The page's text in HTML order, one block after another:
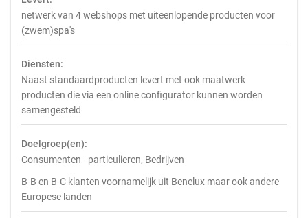
netwerk van 4 webshops met uiteenlopende producten voor
(zwem)spa's
Diensten:
Naast standaardproducten levert met ook maatwerk
producten die via een online configurator kunnen worden
samengesteld
Doelgroep(en):
Consumenten - particulieren, Bedrijven
B-B en B-C klanten voornamelijk uit Benelux maar ook andere
Europese landen